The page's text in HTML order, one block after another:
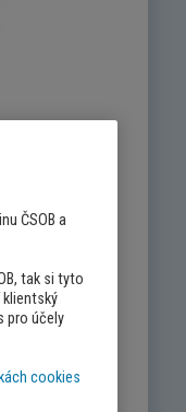
ČSOB a
tak si tyto
pro účely
cookies